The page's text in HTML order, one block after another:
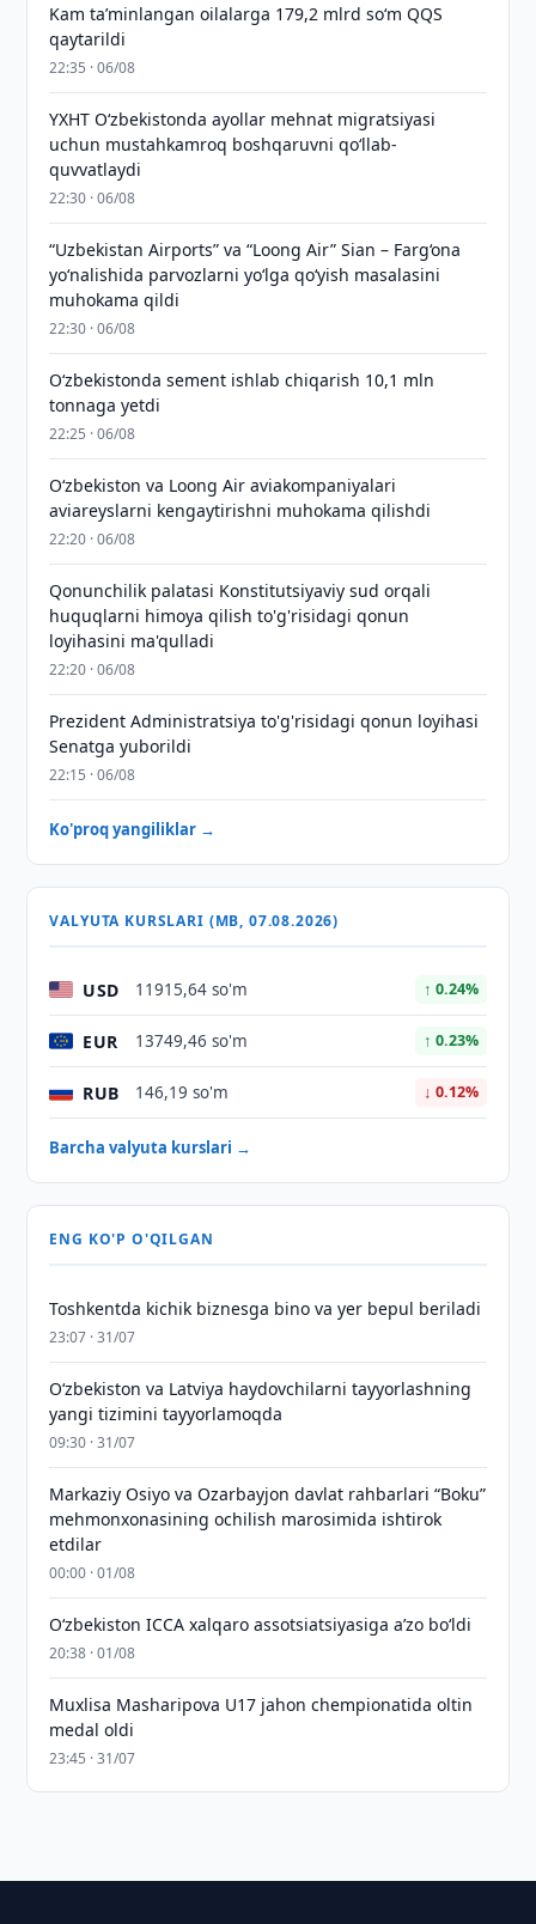
Kam taʼminlangan oilalarga 179,2 mlrd so‘m QQS
qaytarildi
22:35 · 06/08
YXHT O‘zbekistonda ayollar mehnat migratsiyasi
uchun mustahkamroq boshqaruvni qo‘llab-
quvvatlaydi
22:30 · 06/08
“Uzbekistan Airports” va “Loong Air” Sian – Farg‘ona
yo‘nalishida parvozlarni yo‘lga qo‘yish masalasini
muhokama qildi
22:30 · 06/08
O‘zbekistonda sement ishlab chiqarish 10,1 mln
tonnaga yetdi
22:25 · 06/08
Oʻzbekiston va Loong Air aviakompaniyalari
aviareyslarni kengaytirishni muhokama qilishdi
22:20 · 06/08
Qonunchilik palatasi Konstitutsiyaviy sud orqali
huquqlarni himoya qilish to'g'risidagi qonun
loyihasini ma'qulladi
22:20 · 06/08
Prezident Administratsiya to'g'risidagi qonun loyihasi
Senatga yuborildi
22:15 · 06/08
Ko'proq yangiliklar →
VALYUTA KURSLARI (MB, 07.08.2026)
USD 11915,64 so'm ↑ 0.24%
EUR 13749,46 so'm ↑ 0.23%
RUB 146,19 so'm ↓ 0.12%
Barcha valyuta kurslari →
ENG KO'P O'QILGAN
Toshkentda kichik biznesga bino va yer bepul beriladi
23:07 · 31/07
Oʻzbekiston va Latviya haydovchilarni tayyorlashning
yangi tizimini tayyorlamoqda
09:30 · 31/07
Markaziy Osiyo va Ozarbayjon davlat rahbarlari “Boku”
mehmonxonasining ochilish marosimida ishtirok
etdilar
00:00 · 01/08
O‘zbekiston ICCA xalqaro assotsiatsiyasiga aʼzo bo‘ldi
20:38 · 01/08
Muxlisa Masharipova U17 jahon chempionatida oltin
medal oldi
23:45 · 31/07